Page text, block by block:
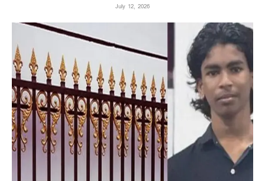
July 12, 2026